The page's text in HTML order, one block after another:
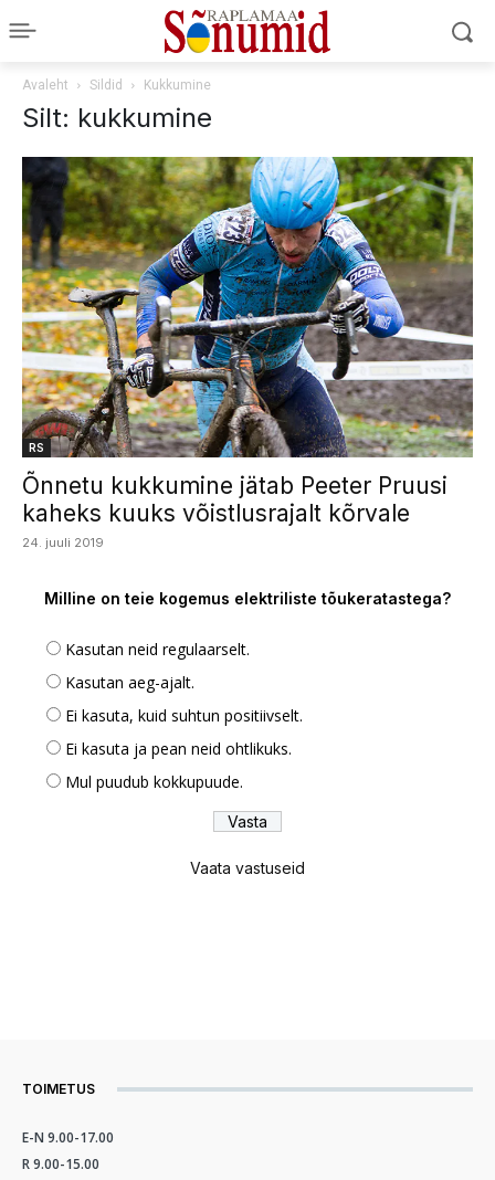
Avaleht Sildid Kukkumine
Silt: kukkumine
RS
Õnnetu kukkumine jätab Peeter Pruusi
kaheks kuuks võistlusrajalt kõrvale
24. juuli 2019
Milline on teie kogemus elektriliste tõukeratastega?
Kasutan neid regulaarselt.
Kasutan aeg-ajalt.
Ei kasuta, kuid suhtun positiivselt.
Ei kasuta ja pean neid ohtlikuks.
Mul puudub kokkupuude.
Vaata vastuseid
TOIMETUS
E-N 9.00-17.00
R 9.00-15.00